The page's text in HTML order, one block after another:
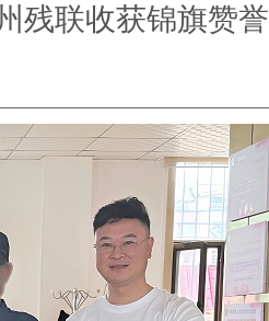
残联收获锦旗赞誉